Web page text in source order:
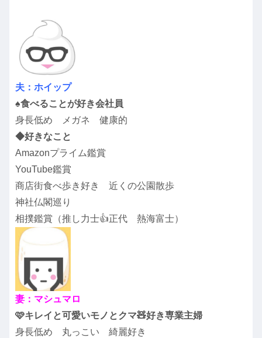
夫：ホイップ
♠︎食べることが好き会社員
身長低め メガネ 健康的
◆好きなこと
Amazonプライム鑑賞
YouTube鑑賞
商店街食べ歩き好き 近くの公園散歩
神社仏閣巡り
相撲鑑賞（推し力士👍正代 熱海富士）
妻：マシュマロ
🩷キレイと可愛いモノとクマ🧸好き専業主婦
身長低め 丸っこい 綺麗好き